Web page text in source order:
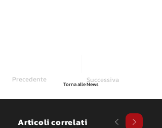
Precedente Successiva
Torna alle News
Articoli correlati